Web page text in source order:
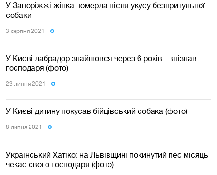
У Запоріжжі жінка померла після укусу безпритульної
собаки
3 серпня 2021
У Києві лабрадор знайшовся через 6 років - впізнав
господаря (фото)
23 липня 2021
У Києві дитину покусав бійцівський собака (фото)
8 липня 2021
Український Хатіко: на Львівщині покинутий пес місяць
чекає свого господаря (фото)